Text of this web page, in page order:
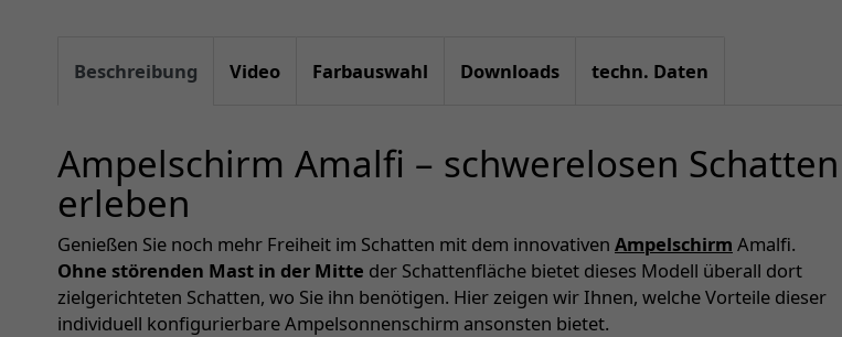
Beschreibung Video Farbauswahl Downloads techn. Daten
Ampelschirm Amalfi – schwerelosen Schatten
erleben
Genießen Sie noch mehr Freiheit im Schatten mit dem innovativen Ampelschirm Amalfi.
Ohne störenden Mast in der Mitte der Schattenfläche bietet dieses Modell überall dort
zielgerichteten Schatten, wo Sie ihn benötigen. Hier zeigen wir Ihnen, welche Vorteile dieser
individuell konfigurierbare Ampelsonnenschirm ansonsten bietet.